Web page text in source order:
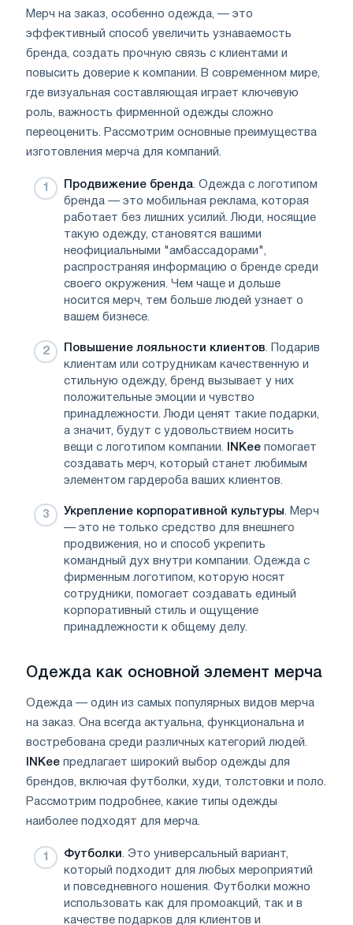
Мерч на заказ, особенно одежда, — это
эффективный способ увеличить узнаваемость
бренда, создать прочную связь с клиентами и
повысить доверие к компании. В современном мире,
где визуальная составляющая играет ключевую
роль, важность фирменной одежды сложно
переоценить. Рассмотрим основные преимущества
изготовления мерча для компаний.
Продвижение бренда . Одежда с логотипом
бренда — это мобильная реклама, которая
работает без лишних усилий. Люди, носящие
такую одежду, становятся вашими
неофициальными "амбассадорами",
распространяя информацию о бренде среди
своего окружения. Чем чаще и дольше
носится мерч, тем больше людей узнает о
вашем бизнесе.
Повышение лояльности клиентов . Подарив
клиентам или сотрудникам качественную и
стильную одежду, бренд вызывает у них
положительные эмоции и чувство
принадлежности. Люди ценят такие подарки,
а значит, будут с удовольствием носить
вещи с логотипом компании.
INKee помогает
создавать мерч, который станет любимым
элементом гардероба ваших клиентов.
Укрепление корпоративной культуры . Мерч
— это не только средство для внешнего
продвижения, но и способ укрепить
командный дух внутри компании. Одежда с
фирменным логотипом, которую носят
сотрудники, помогает создавать единый
корпоративный стиль и ощущение
принадлежности к общему делу.
Одежда как основной элемент мерча
Одежда — один из самых популярных видов мерча
на заказ. Она всегда актуальна, функциональна и
востребована среди различных категорий людей.
INKee предлагает широкий выбор одежды для
брендов, включая футболки, худи, толстовки и поло.
Рассмотрим подробнее, какие типы одежды
наиболее подходят для мерча.
Футболки . Это универсальный вариант,
который подходит для любых мероприятий
и повседневного ношения. Футболки можно
использовать как для промоакций, так и в
качестве подарков для клиентов и